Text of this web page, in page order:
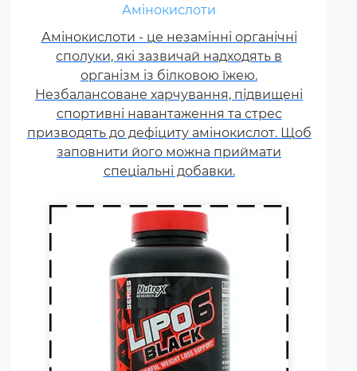
Амінокислоти
Амінокислоти - це незамінні органічні
сполуки, які зазвичай надходять в
організм із білковою їжею.
Незбалансоване харчування, підвищені
спортивні навантаження та стрес
призводять до дефіциту амінокислот. Щоб
заповнити його можна приймати
спеціальні добавки.
Жироспалювачі належать до
спортивних харчових добавок,
які сприяють поліпшенню
результатів тренувань і
допомагають позбавлятися від
зайвого жиру, використовуючи
його в якості додаткового
джерела енергії.